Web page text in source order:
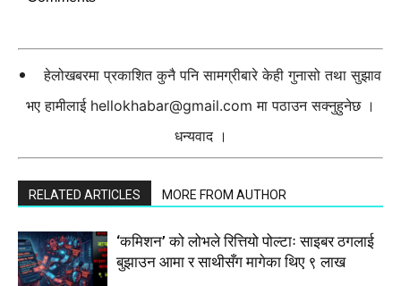
हेलोखबरमा प्रकाशित कुनै पनि सामग्रीबारे केही गुनासो तथा सुझाव
भए हामीलाई hellokhabar@gmail.com मा पठाउन सक्नुहुनेछ ।
धन्यवाद ।
RELATED ARTICLES MORE FROM AUTHOR
‘कमिशन’ को लोभले रित्तियो पोल्टाः साइबर ठगलाई
बुझाउन आमा र साथीसँग मागेका थिए ९ लाख